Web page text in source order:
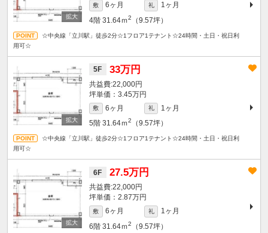
敷 6ヶ月 礼
1ヶ月
4階 31.64ｍ2 （9.57坪）
☆中央線「立川駅」徒歩2分☆1フロア1テナント☆24時間・土日・祝日利
用可☆
5F 33万円
22,000円
坪単価：3.45万円
敷 6ヶ月 礼
1ヶ月
5階 31.64ｍ2 （9.57坪）
☆中央線「立川駅」徒歩2分☆1フロア1テナント☆24時間・土日・祝日利
用可☆
6F 27.5万円
22,000円
坪単価：2.87万円
敷 6ヶ月 礼
1ヶ月
6階 31.64ｍ2 （9.57坪）